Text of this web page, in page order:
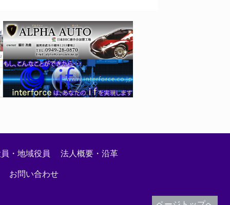
・地域役員 法人概要・沿革
お問い合わせ